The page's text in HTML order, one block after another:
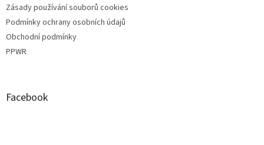
Zásady používání souborů cookies
Podmínky ochrany osobních údajů
Obchodní podmínky
PPWR
Facebook